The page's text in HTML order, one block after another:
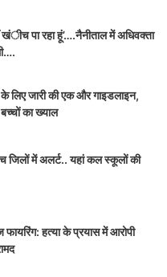
खंीच पा रहा हूं’….नैनीताल में अधिवक्ता
के लिए जारी की एक और गाइडलाइन,
का ख्याल
जिलों में अलर्ट.. यहां कल स्कूलों की
फायरिंग: हत्या के प्रयास में आरोपी